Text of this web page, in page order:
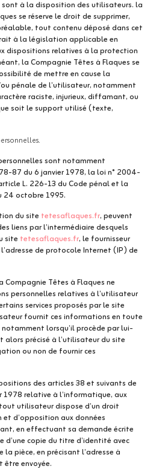
à la disposition des utilisateurs. la
se réserve le droit de supprimer,
tout contenu déposé dans cet
à la législation applicable en
dispositions relatives à la protection
la Compagnie Têtes à Flaques se
de mettre en cause la
pénale de l’utilisateur, notamment
raciste, injurieux, diffamant, ou
soit le support utilisé (texte,
sont notamment
87 du 6 janvier 1978, la loi n° 2004-
L. 226-13 du Code pénal et la
24 octobre 1995.
du site tetesaflaques.fr, peuvent
liens par l’intermédiaire desquels
site tetesaflaques.fr, le fournisseur
de protocole Internet (IP) de
Têtes à Flaques ne
personnelles relatives à l’utilisateur
services proposés par le site
fournit ces informations en toute
notamment lorsqu’il procède par lui-
alors précisé à l’utilisateur du site
ou non de fournir ces
des articles 38 et suivants de
relative à l’informatique, aux
utilisateur dispose d’un droit
et d’opposition aux données
en effectuant sa demande écrite
d’une copie du titre d’identité avec
pièce, en précisant l’adresse à
envoyée.